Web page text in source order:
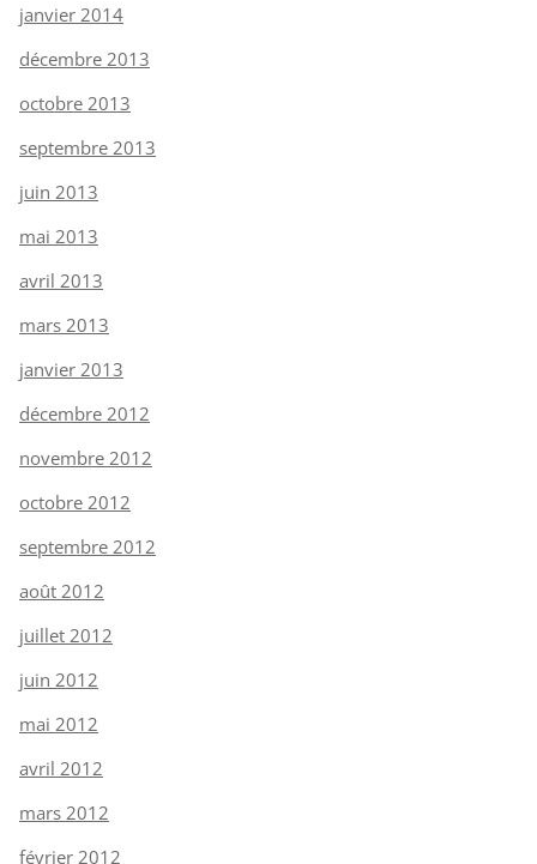
janvier 2014
décembre 2013
octobre 2013
septembre 2013
juin 2013
mai 2013
avril 2013
mars 2013
janvier 2013
décembre 2012
novembre 2012
octobre 2012
septembre 2012
août 2012
juillet 2012
juin 2012
mai 2012
avril 2012
mars 2012
février 2012